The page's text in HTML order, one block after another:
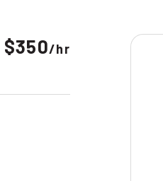
$350/hr